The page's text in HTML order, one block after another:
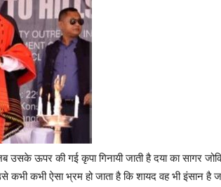
उसके ऊपर की गई कृपा गिनायी जाती है दया का सागर
कभी कभी ऐसा भ्रम हो जाता है कि शायद वह भी इंसान है